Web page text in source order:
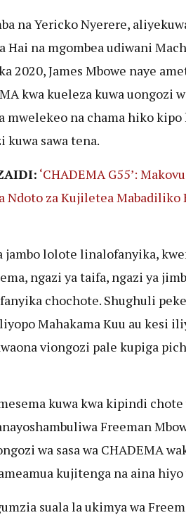
na Yericko Nyerere,
Hai na mgombea udiwani
2020, James Mbowe naye
kwa kueleza kuwa uongozi
mwelekeo na chama hiko
kuwa sawa tena.
‘CHADEMA G55’:
Ndoto za Kujiletea Mabadiliko
jambo lolote linalofanyika,
ngazi ya taifa, ngazi ya
chochote. Shughuli
Mahakama Kuu au kesi
viongozi pale kupiga
kuwa kwa kipindi
Freeman
wa sasa wa CHADEMA
kujitenga na aina hiyo
suala la ukimya wa